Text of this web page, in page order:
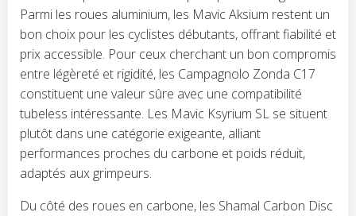
Parmi les roues aluminium, les Mavic Aksium restent un
bon choix pour les cyclistes débutants, offrant fiabilité et
prix accessible. Pour ceux cherchant un bon compromis
entre légèreté et rigidité, les Campagnolo Zonda C17
constituent une valeur sûre avec une compatibilité
tubeless intéressante. Les Mavic Ksyrium SL se situent
plutôt dans une catégorie exigeante, alliant
performances proches du carbone et poids réduit,
adaptés aux grimpeurs.
Du côté des roues en carbone, les Shamal Carbon Disc